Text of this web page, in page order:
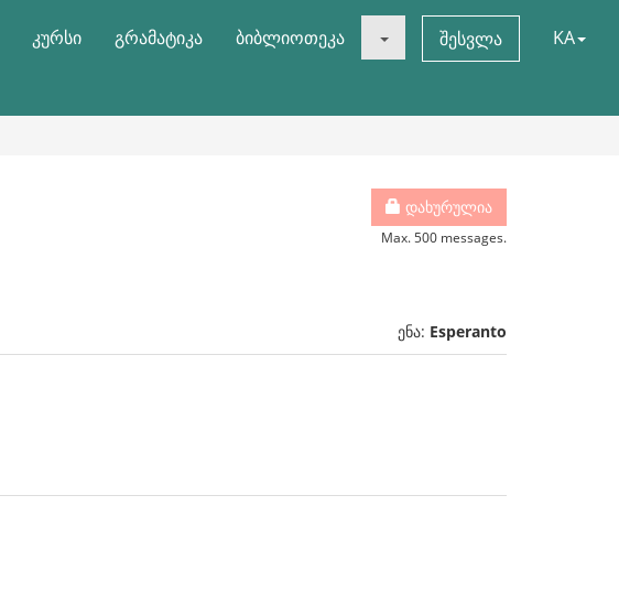
კურსი გრამატიკა ბიბლიოთეკა შესვლა KA
დახურულია
Max. 500 messages.
ენა: Esperanto